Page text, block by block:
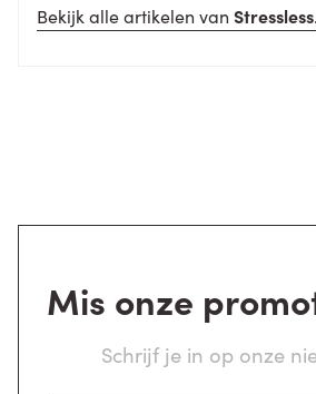
Bekijk alle artikelen van Stressless.
Mis onze
Schrijf je in op onze